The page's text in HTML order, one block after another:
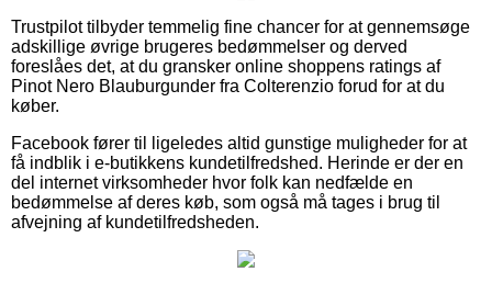
Trustpilot tilbyder temmelig fine chancer for at gennemsøge
adskillige øvrige brugeres bedømmelser og derved
foreslåes det, at du gransker online shoppens ratings af
Pinot Nero Blauburgunder fra Colterenzio forud for at du
køber.
Facebook fører til ligeledes altid gunstige muligheder for at
få indblik i e-butikkens kundetilfredshed. Herinde er der en
del internet virksomheder hvor folk kan nedfælde en
bedømmelse af deres køb, som også må tages i brug til
afvejning af kundetilfredsheden.